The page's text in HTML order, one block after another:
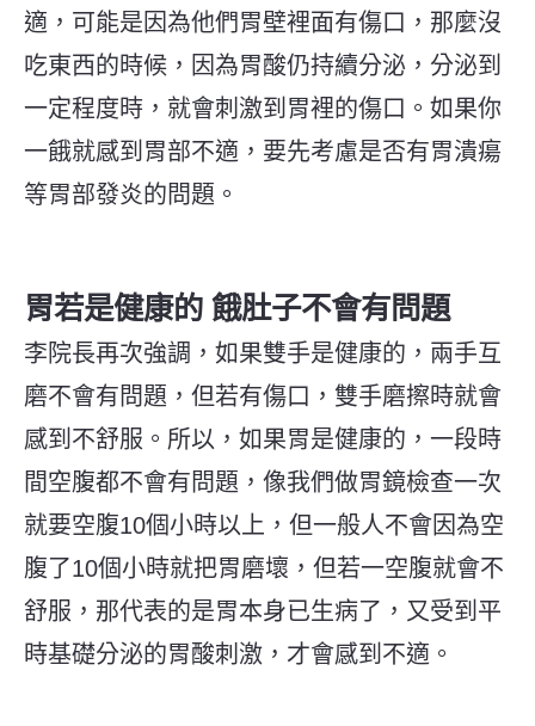
適，可能是因為他們胃壁裡面有傷口，那麼沒
吃東西的時候，因為胃酸仍持續分泌，分泌到
一定程度時，就會刺激到胃裡的傷口。如果你
一餓就感到胃部不適，要先考慮是否有胃潰瘍
等胃部發炎的問題。
胃若是健康的 餓肚子不會有問題
李院長再次強調，如果雙手是健康的，兩手互
磨不會有問題，但若有傷口，雙手磨擦時就會
感到不舒服。所以，如果胃是健康的，一段時
間空腹都不會有問題，像我們做胃鏡檢查一次
就要空腹10個小時以上，但一般人不會因為空
腹了10個小時就把胃磨壞，但若一空腹就會不
舒服，那代表的是胃本身已生病了，又受到平
時基礎分泌的胃酸刺激，才會感到不適。